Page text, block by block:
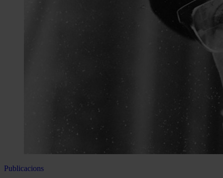
Publicacions